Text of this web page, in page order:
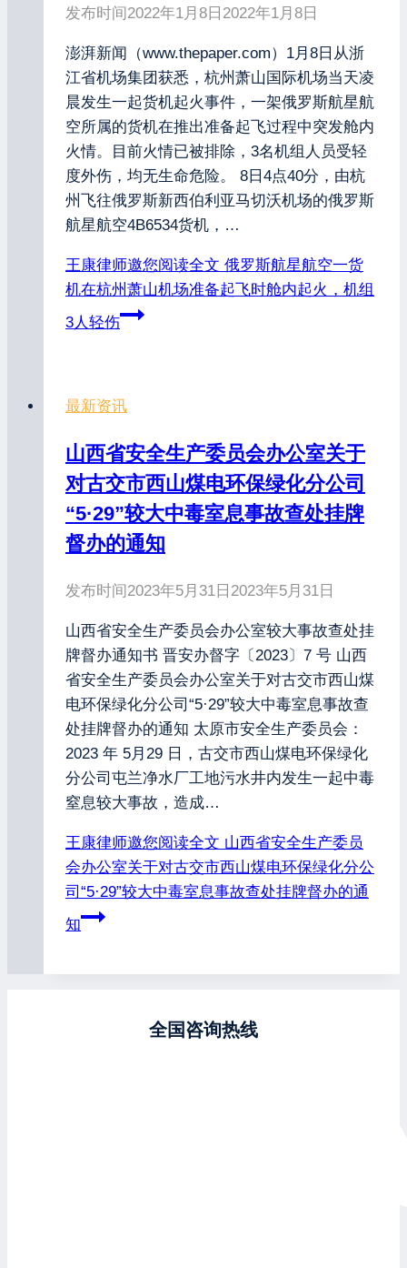
发布时间2022年1月8日 2022年1月8日
澎湃新闻（www.thepaper.com）1月8日从浙
江省机场集团获悉，杭州萧山国际机场当天凌
晨发生一起货机起火事件，一架俄罗斯航星航
空所属的货机在推出准备起飞过程中突发舱内
火情。目前火情已被排除，3名机组人员受轻
度外伤，均无生命危险。 8日4点40分，由杭
州飞往俄罗斯新西伯利亚马切沃机场的俄罗斯
航星航空4B6534货机，…
王康律师邀您阅读全文 俄罗斯航星航空一货
机在杭州萧山机场准备起飞时舱内起火，机组
3人轻伤
最新资讯
山西省安全生产委员会办公室关于
对古交市西山煤电环保绿化分公司
“5·29”较大中毒室息事故查处挂牌
督办的通知
发布时间2023年5月31日 2023年5月31日
山西省安全生产委员会办公室较大事故查处挂
牌督办通知书 晋安办督字〔2023〕7 号 山西
省安全生产委员会办公室关于对古交市西山煤
电环保绿化分公司“5·29”较大中毒室息事故查
处挂牌督办的通知 太原市安全生产委员会：
2023 年 5月29 日，古交市西山煤电环保绿化
分公司屯兰净水厂工地污水井内发生一起中毒
窒息较大事故，造成…
王康律师邀您阅读全文 山西省安全生产委员
会办公室关于对古交市西山煤电环保绿化分公
司“5·29”较大中毒室息事故查处挂牌督办的通
知
全国咨询热线